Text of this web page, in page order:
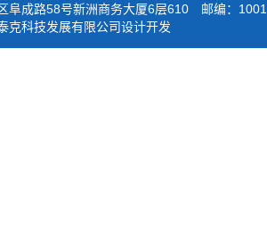
阜成路58号新洲商务大厦6层610 邮编：
克科技发展有限公司设计开发